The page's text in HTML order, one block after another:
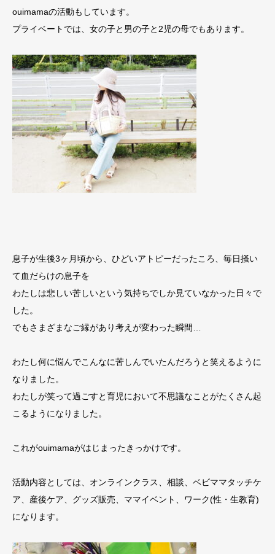
ouimamaの活動もしています。
プライベートでは、女の子と男の子と2児の母でもあります。
息子が生後3ヶ月頃から、ひどいアトピーだったころ、毎日掻い
て血だらけの息子を
わたしは悲しい苦しいという気持ちでしか見ていなかった日々で
した。
でもさまざまなご縁があり考えが変わった瞬間…
わたし何に悩んでこんなに苦しんでいたんだろうと笑えるように
なりました。
わたしが笑って過ごすと育児において不思議なことがたくさん起
こるようになりました。
これがouimamaがはじまったきっかけです。
活動内容としては、オンラインクラス、相談、ベビママタッチケ
ア、産後ケア、グッズ販売、ママイベント、ワーク(性・生教育)
になります。